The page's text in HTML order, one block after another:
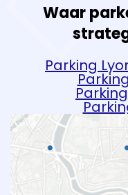
Waar
Parking